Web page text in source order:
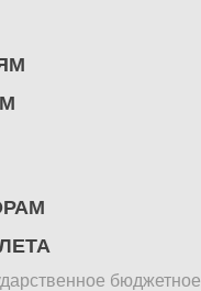
бюджетное